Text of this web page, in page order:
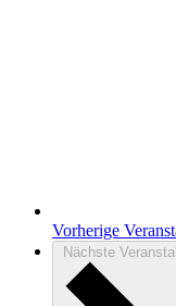
Vorherige
Nächste